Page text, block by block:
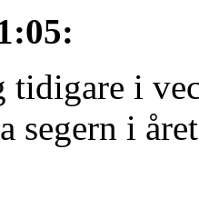
:
i
segern i